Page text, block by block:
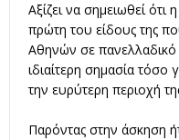
Αξίζει να σημειωθεί
πρώτη του είδους της
Αθηνών σε
ιδιαίτερη σημασία τόσο
την ευρύτερη περιοχή
Παρόντας στην άσκηση